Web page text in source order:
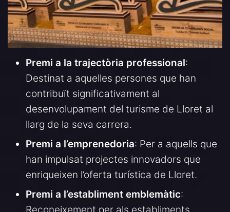
Premi a la trajectòria professional:
Destinat a aquelles persones que han
contribuït significativament al
desenvolupament del turisme de Lloret al
llarg de la seva carrera.
Premi a l’emprenedoria: Per a aquells que
han impulsat projectes innovadors que
enriqueixen l’oferta turística de Lloret.
Premi a l’establiment emblemàtic: